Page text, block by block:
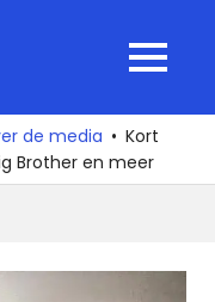
MENU
de media
Kort
Brother en meer